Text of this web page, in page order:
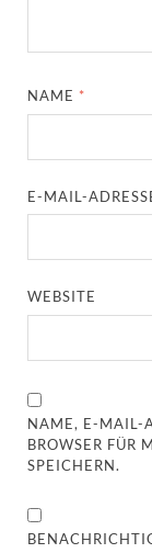
NAME *
E-MAIL-
WEBSITE
NAME, E-MAIL-
BROWSER FÜR
SPEICHERN.